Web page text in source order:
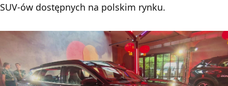
SUV-ów dostępnych na polskim rynku.